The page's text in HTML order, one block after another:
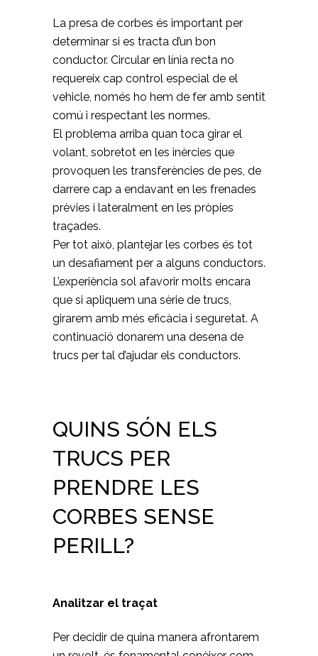
La presa de corbes és important per
determinar si es tracta d’un bon
conductor. Circular en línia recta no
requereix cap control especial de el
vehicle, només ho hem de fer amb sentit
comú i respectant les normes.
El problema arriba quan toca girar el
volant, sobretot en les inèrcies que
provoquen les transferències de pes, de
darrere cap a endavant en les frenades
prèvies i lateralment en les pròpies
traçades.
Per tot això, plantejar les corbes és tot
un desafiament per a alguns conductors.
L’experiència sol afavorir molts encara
que si apliquem una sèrie de trucs,
girarem amb més eficàcia i seguretat. A
continuació donarem una desena de
trucs per tal d’ajudar els conductors.
QUINS SÓN ELS
TRUCS PER
PRENDRE LES
CORBES SENSE
PERILL?
Analitzar el traçat
Per decidir de quina manera afrontarem